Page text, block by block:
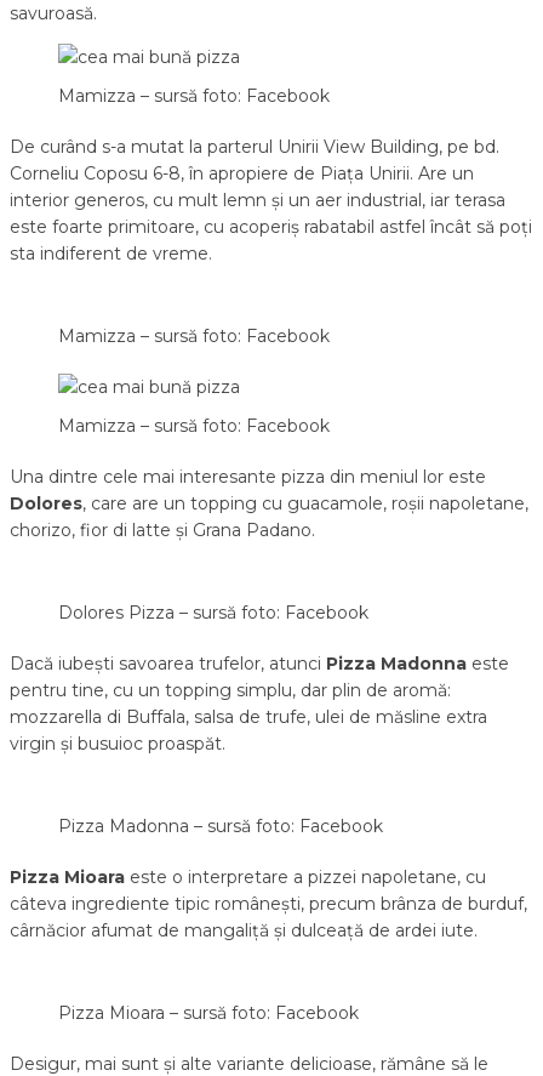
savuroasă.
Mamizza – sursă foto: Facebook
De curând s-a mutat la parterul Unirii View Building, pe bd.
Corneliu Coposu 6-8, în apropiere de Piața Unirii. Are un
interior generos, cu mult lemn și un aer industrial, iar terasa
este foarte primitoare, cu acoperiș rabatabil astfel încât să poți
sta indiferent de vreme.
Mamizza – sursă foto: Facebook
Mamizza – sursă foto: Facebook
Una dintre cele mai interesante pizza din meniul lor este
Dolores, care are un topping cu guacamole, roșii napoletane,
chorizo, fior di latte și Grana Padano.
Dolores Pizza – sursă foto: Facebook
Dacă iubești savoarea trufelor, atunci Pizza Madonna este
pentru tine, cu un topping simplu, dar plin de aromă:
mozzarella di Buffala, salsa de trufe, ulei de măsline extra
virgin și busuioc proaspăt.
Pizza Madonna – sursă foto: Facebook
Pizza Mioara este o interpretare a pizzei napoletane, cu
câteva ingrediente tipic românești, precum brânza de burduf,
cârnăcior afumat de mangaliță și dulceață de ardei iute.
Pizza Mioara – sursă foto: Facebook
Desigur, mai sunt și alte variante delicioase, rămâne să le